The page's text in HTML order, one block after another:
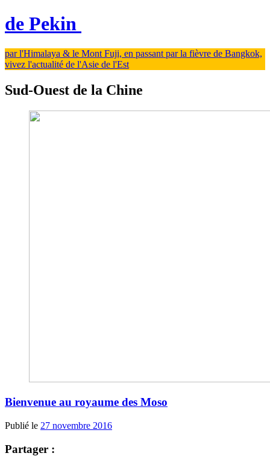
de Pekin
par l'Himalaya & le Mont Fuji, en passant par la fièvre de Bangkok,
vivez l'actualité de l'Asie de l'Est
Sud-Ouest de la Chine
Bienvenue au royaume des Moso
Publié le 27 novembre 2016
Partager :